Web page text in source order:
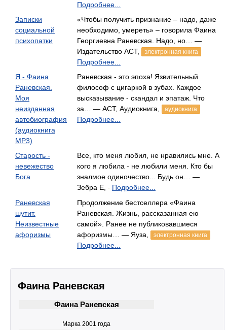
Подробнее...
Записки
социальной
психопатки
«Чтобы получить признание – надо, даже
необходимо, умереть» – говорила Фаина
Георгиевна Раневская. Надо, но… —
Издательство АСТ,
электронная книга
Подробнее...
Я - Фаина
Раневская.
Моя
неизданная
автобиография
(аудиокнига
MP3)
Раневская - это эпоха! Язвительный
философ с цигаркой в зубах. Каждое
высказывание - скандал и эпатаж. Что
за… — АСТ, Аудиокнига,
аудиокнига
Подробнее...
Старость -
невежество
Бога
Все, кто меня любил, не нравились мне. А
кого я любила - не любили меня. Кто бы
зналмое одиночество... Будь он… —
Зебра Е,
- Подробнее...
Раневская
шутит.
Неизвестные
афоризмы
Продолжение бестселлера «Фаина
Раневская. Жизнь, рассказанная ею
самой». Ранее не публиковавшиеся
афоризмы… — Яуза,
электронная книга
Подробнее...
Фаина Раневская
Фаина Раневская
Марка 2001 года